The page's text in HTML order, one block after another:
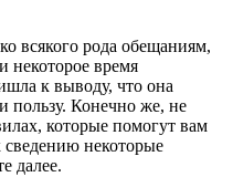
всякого рода обещаниям,
некоторое время
к выводу, что она
пользу. Конечно же, не
которые помогут вам
сведению некоторые
далее.